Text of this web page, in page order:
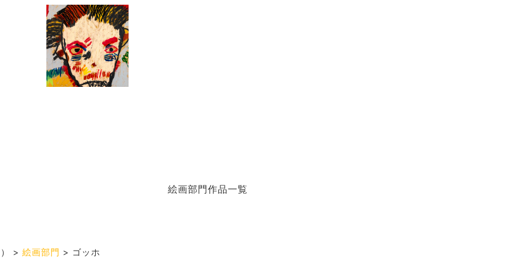
絵画部門作品一覧
> 絵画部門 > ゴッホ